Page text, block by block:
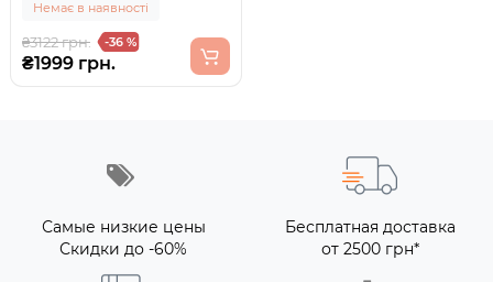
(PPBD050401)
Немає в наявності
₴3122 грн. -36 %
₴1999 грн.
Самые низкие цены
Скидки до -60%
Бесплатная доставка
от 2500 грн*